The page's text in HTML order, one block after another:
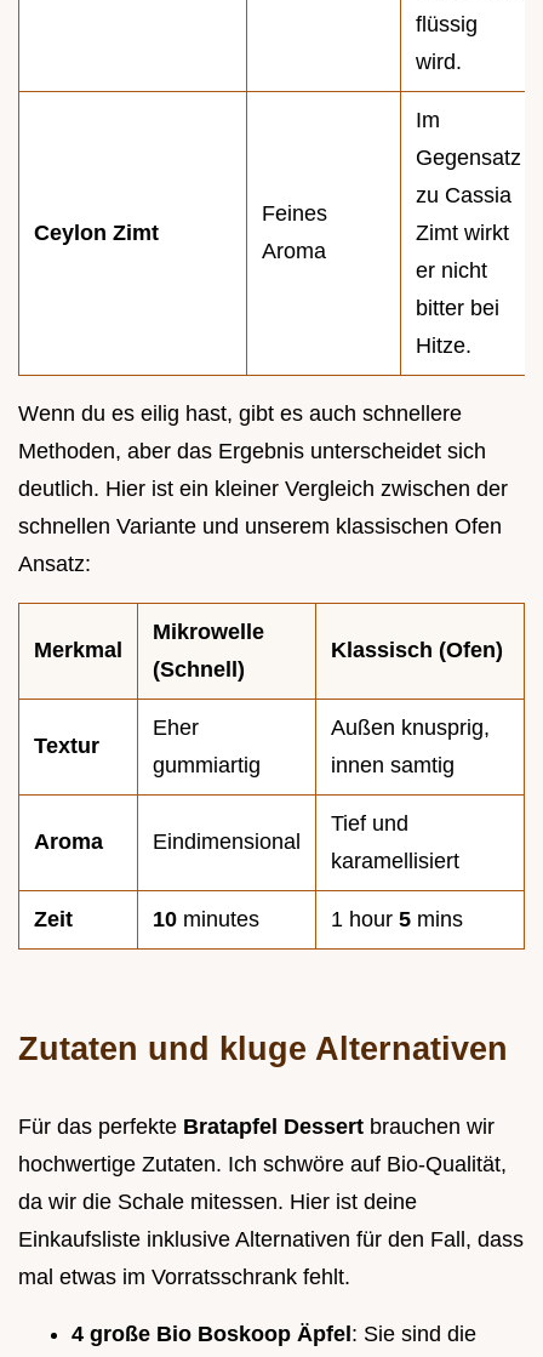
flüssig
wird.
Ceylon Zimt
Feines
Aroma
Im
Gegensatz
zu Cassia
Zimt wirkt
er nicht
bitter bei
Hitze.
Wenn du es eilig hast, gibt es auch schnellere
Methoden, aber das Ergebnis unterscheidet sich
deutlich. Hier ist ein kleiner Vergleich zwischen der
schnellen Variante und unserem klassischen Ofen
Ansatz:
Merkmal
Mikrowelle
(Schnell)
Klassisch (Ofen)
Textur
Eher
gummiartig
Außen knusprig,
innen samtig
Aroma Eindimensional
Tief und
karamellisiert
Zeit 10 minutes 1 hour 5 mins
Zutaten und kluge Alternativen
Für das perfekte Bratapfel Dessert brauchen wir
hochwertige Zutaten. Ich schwöre auf Bio-Qualität,
da wir die Schale mitessen. Hier ist deine
Einkaufsliste inklusive Alternativen für den Fall, dass
mal etwas im Vorratsschrank fehlt.
4 große Bio Boskoop Äpfel: Sie sind die